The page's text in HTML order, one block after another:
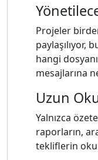
Projeler
paylaşılıyor,
hangi
mesajlarına
Uzun
Yalnızca
raporların,
tekliflerin